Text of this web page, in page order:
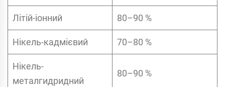
Літій-іонний 80–90 %
Нікель-кадмієвий 70–80 %
Нікель-
металгидридний
80–90 %